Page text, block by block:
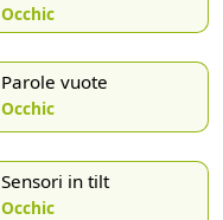
Occhic
Parole vuote
Occhic
Sensori in tilt
Occhic